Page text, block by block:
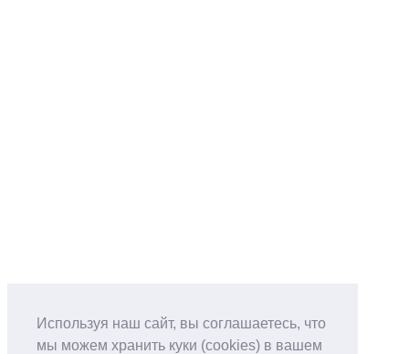
Используя наш сайт, вы соглашаетесь, что
мы можем хранить куки (cookies) в вашем